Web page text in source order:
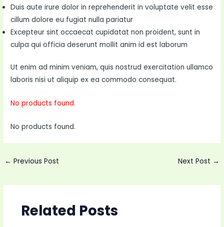
Duis aute irure dolor in reprehenderit in voluptate velit esse
cillum dolore eu fugiat nulla pariatur
Excepteur sint occaecat cupidatat non proident, sunt in
culpa qui officia deserunt mollit anim id est laborum
Ut enim ad minim veniam, quis nostrud exercitation ullamco
laboris nisi ut aliquip ex ea commodo consequat.
No products found.
No products found.
Post
← Previous Post Next Post →
Related Posts